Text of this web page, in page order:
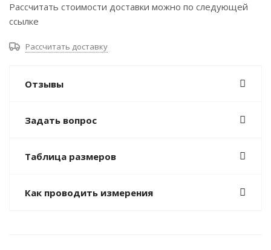
Рассчитать стоимости доставки можно по следующей
ссылке
Рассчитать доставку
Отзывы
Задать вопрос
Таблица размеров
Как проводить измерения